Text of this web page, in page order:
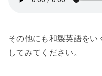
その他にも和製英語をい
してみてください。